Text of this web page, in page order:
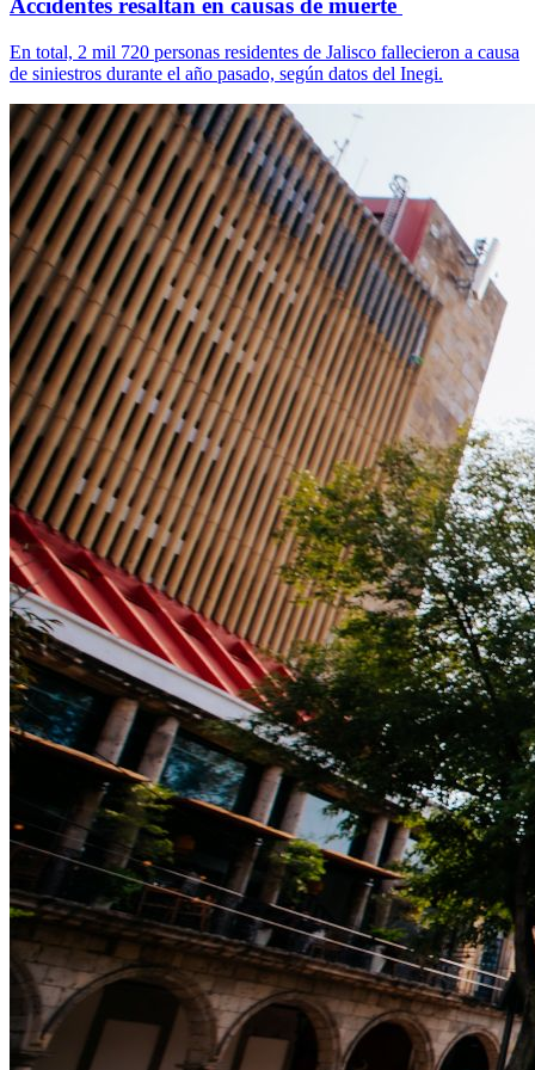
Accidentes resaltan en causas de muerte
En total, 2 mil 720 personas residentes de Jalisco fallecieron a causa
de siniestros durante el año pasado, según datos del Inegi.